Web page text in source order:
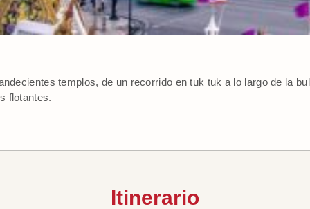
templos, de un recorrido en tuk tuk a lo largo de la
flotantes.
Itinerario